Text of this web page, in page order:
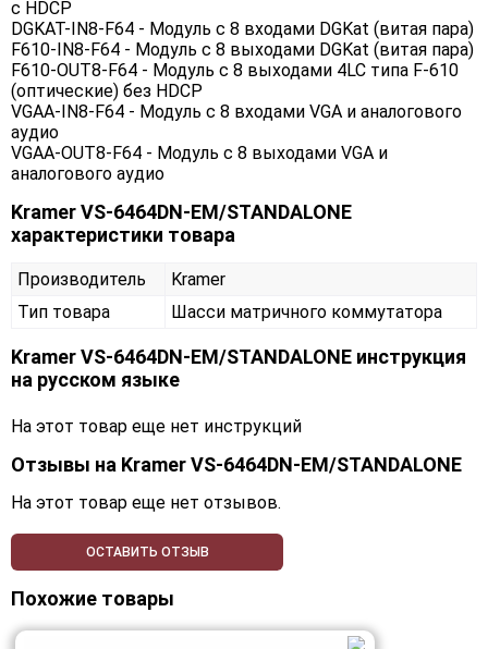
с HDCP
DGKAT-IN8-F64 - Модуль c 8 входами DGKat (витая пара)
F610-IN8-F64 - Модуль c 8 выходами DGKat (витая пара)
F610-OUT8-F64 - Модуль c 8 выходами 4LC типа F-610
(оптические) без HDCP
VGAA-IN8-F64 - Модуль c 8 входами VGA и аналогового
аудио
VGAA-OUT8-F64 - Модуль c 8 выходами VGA и
аналогового аудио
Kramer VS-6464DN-EM/STANDALONE
характеристики товара
Производитель
Kramer
Тип товара
Шасси матричного коммутатора
Kramer VS-6464DN-EM/STANDALONE инструкция
на русском языке
На этот товар еще нет инструкций
Отзывы на Kramer VS-6464DN-EM/STANDALONE
На этот товар еще нет отзывов.
ОСТАВИТЬ ОТЗЫВ
Похожие товары